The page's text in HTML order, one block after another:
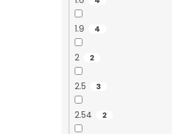
1.9 4
2 2
2.5 3
2.54 2